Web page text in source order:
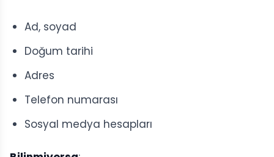
Ad, soyad
Doğum tarihi
Adres
Telefon numarası
Sosyal medya hesapları